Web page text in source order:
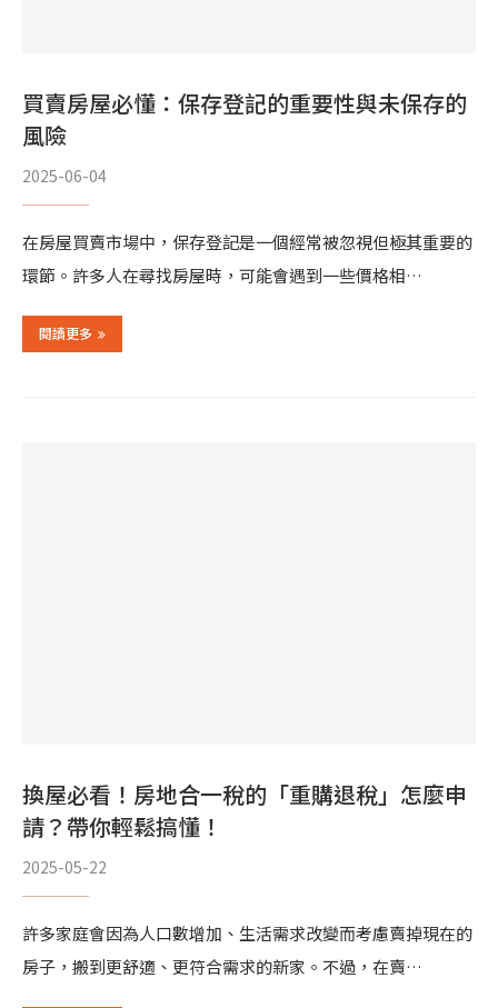
買賣房屋必懂：保存登記的重要性與未保存的
風險
2025-06-04
在房屋買賣市場中，保存登記是一個經常被忽視但極其重要的
環節。許多人在尋找房屋時，可能會遇到一些價格相…
閱讀更多
換屋必看！房地合一稅的「重購退稅」怎麼申
請？帶你輕鬆搞懂！
2025-05-22
許多家庭會因為人口數增加、生活需求改變而考慮賣掉現在的
房子，搬到更舒適、更符合需求的新家。不過，在賣…